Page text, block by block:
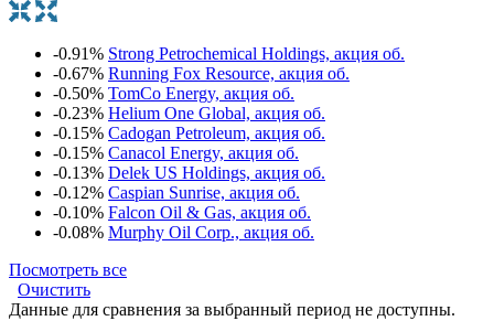
-0.91% Strong Petrochemical Holdings, акция об.
-0.67% Running Fox Resource, акция об.
-0.50% TomCo Energy, акция об.
-0.23% Helium One Global, акция об.
-0.15% Cadogan Petroleum, акция об.
-0.15% Canacol Energy, акция об.
-0.13% Delek US Holdings, акция об.
-0.12% Caspian Sunrise, акция об.
-0.10% Falcon Oil & Gas, акция об.
-0.08% Murphy Oil Corp., акция об.
Посмотреть все
Очистить
Данные для сравнения за выбранный период не доступны.